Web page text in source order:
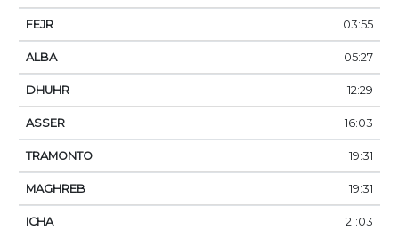
03:55
05:27
12:29
16:03
19:31
19:31
21:03